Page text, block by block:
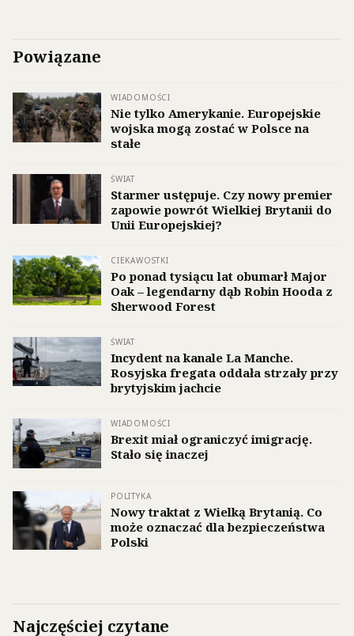
Powiązane
WIADOMOŚCI
Nie tylko Amerykanie. Europejskie
wojska mogą zostać w Polsce na
stałe
ŚWIAT
Starmer ustępuje. Czy nowy premier
zapowie powrót Wielkiej Brytanii do
Unii Europejskiej?
CIEKAWOSTKI
Po ponad tysiącu lat obumarł Major
Oak – legendarny dąb Robin Hooda z
Sherwood Forest
ŚWIAT
Incydent na kanale La Manche.
Rosyjska fregata oddała strzały przy
brytyjskim jachcie
WIADOMOŚCI
Brexit miał ograniczyć imigrację.
Stało się inaczej
POLITYKA
Nowy traktat z Wielką Brytanią. Co
może oznaczać dla bezpieczeństwa
Polski
Najczęściej czytane